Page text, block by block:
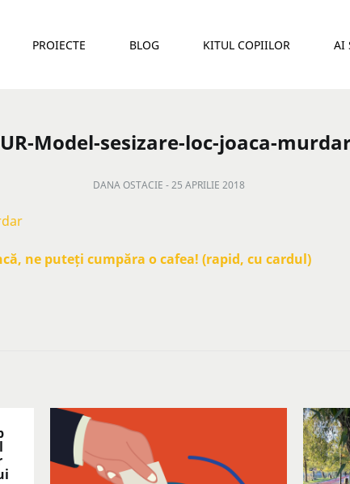
PROIECTE BLOG KITUL COPIILOR AI
Model-sesizare-loc-joaca-
DANA OSTACIE -25 APRILIE 2018
ne puteți cumpăra o cafea! (rapid, cu cardul)